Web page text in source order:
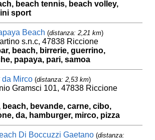
beach tennis, beach volley,
sport
Beach (distanza: 2,21 km)
s.n.c, 47838 Riccione
beach, birrerie, guerrino,
papaya, pari, samoa
da Mirco (distanza: 2,53 km)
Gramsci 101, 47838 Riccione
beach, bevande, carne, cibo,
da, hamburger, mirco, pizza
Di Boccuzzi Gaetano (distanza: